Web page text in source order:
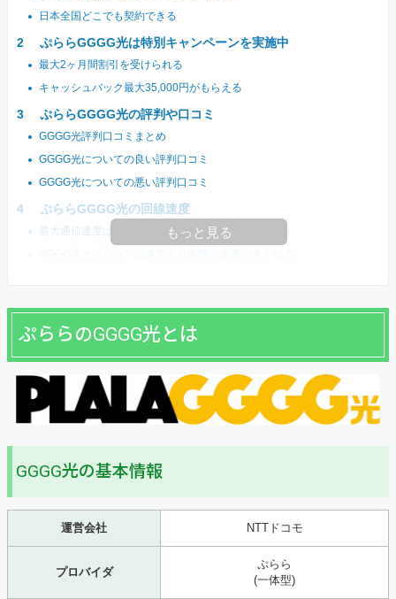
日本全国どこでも契約できる
ぷららGGGG光は特別キャンペーンを実施中
最大2ヶ月間割引を受けられる
キャッシュバック最大35,000円がもらえる
ぷららGGGG光の評判や口コミ
GGGG光評判口コミまとめ
GGGG光についての良い評判口コミ
GGGG光についての悪い評判口コミ
ぷららGGGG光の回線速度
最大通信速度は1Gbps
もっと見る
ぷららのGGGG光とは
GGGG光の基本情報
運営会社 NTTドコモ
プロバイダ
ぷらら
(一体型)